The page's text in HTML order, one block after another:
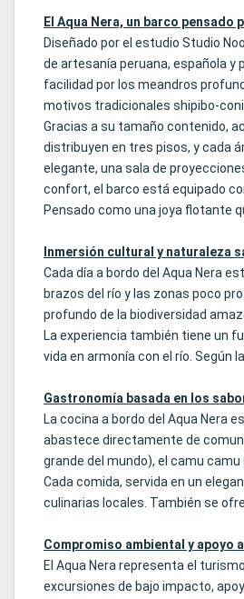
El Aqua Nera, un barco
Diseñado por el estudio Studio
de artesanía peruana, española y
facilidad por los meandros
motivos tradicionales shipibo-
Gracias a su tamaño contenido,
distribuyen en tres pisos, y cada
elegante, una sala de
confort, el barco está equipado
Pensado como una joya flotante
Inmersión cultural y naturaleza
Cada día a bordo del Aqua Nera
brazos del río y las zonas poco
profundo de la biodiversidad
La experiencia también tiene un
vida en armonía con el río. Según
Gastronomía basada en los
La cocina a bordo del Aqua Nera
abastece directamente de
grande del mundo), el camu
Cada comida, servida en un
culinarias locales. También se
Compromiso ambiental y apoyo
El Aqua Nera representa el
excursiones de bajo impacto,